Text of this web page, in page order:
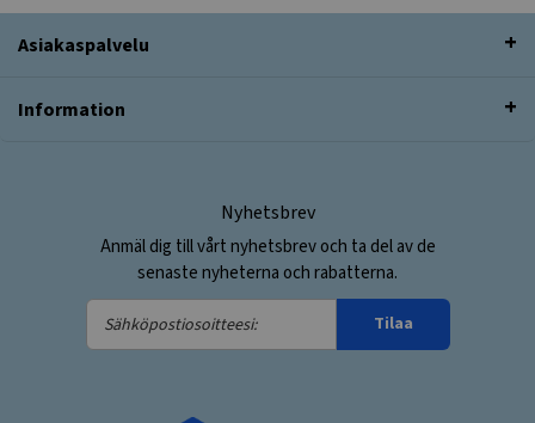
Asiakaspalvelu
Information
Nyhetsbrev
Anmäl dig till vårt nyhetsbrev och ta del av de
senaste nyheterna och rabatterna.
Sähköpostiosoitteesi:
Tilaa